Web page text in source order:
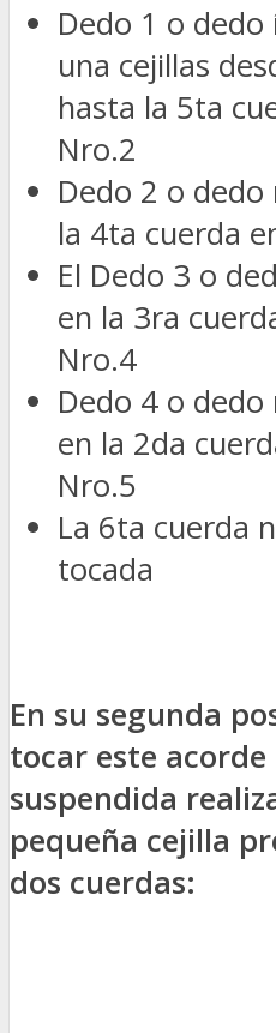
Dedo 1 o
una cejillas
hasta la 5ta
Nro.2
Dedo 2 o
la 4ta cuerda
El Dedo 3 o
en la 3ra
Nro.4
Dedo 4 o
en la 2da
Nro.5
La 6ta cuerda
tocada
En su segunda
tocar este acorde
suspendida
pequeña cejilla
dos cuerdas: